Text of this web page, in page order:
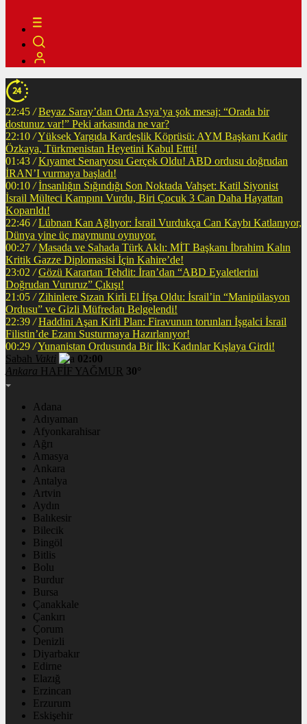
22:45 / Beyaz Saray’dan Orta Asya’ya şok mesaj: “Orada bir
dostunuz var!” Peki arkasında ne var?
22:10 /Yüksek Yargıda Kardeşlik Köprüsü: AYM Başkanı Kadir
Özkaya, Türkmenistan Heyetini Kabul Ettti!
01:43 / Kıyamet Senaryosu Gerçek Oldu! ABD ordusu doğrudan
İRAN’I vurmaya başladı!
00:10 / İnsanlığın Sığındığı Son Noktada Vahşet: Katil Siyonist
İsrail Mülteci Kampını Vurdu, Biri Çocuk 3 Can Daha Hayattan
Koparıldı!
22:46 / Lübnan Kan Ağlıyor: İsrail Vurdukça Can Kaybı Katlanıyor,
Dünya yine üç maymunu oynuyor.
00:27 / Masada ve Sahada Türk Aklı: MİT Başkanı İbrahim Kalın
Kritik Gazze Diplomasisi İçin Kahire’de!
23:02 / Gözü Karartan Tehdit: İran’dan “ABD Eyaletlerini
Doğrudan Vururuz” Çıkışı!
21:05 / Zihinlere Sızan Kirli El İfşa Oldu: İsrail’in “Manipülasyon
Ordusu” ve Gizli Müfredatı Belgelendi!
22:39 / Haddini Aşan Kirli Plan: Firavunun torunları İşgalci İsrail
Filistin’de Ezanı Susturmaya Hazırlanıyor!
00:29 /Yunanistan Ordusunda Bir İlk: Kadınlar Kışlaya Girdi!
Sabah Vakti
02:00
Ankara HAFİF YAĞMUR 30°
Adana
Adıyaman
Afyonkarahisar
Ağrı
Amasya
Ankara
Antalya
Artvin
Aydın
Balıkesir
Bilecik
Bingöl
Bitlis
Bolu
Burdur
Bursa
Çanakkale
Çankırı
Çorum
Denizli
Diyarbakır
Edirne
Elazığ
Erzincan
Erzurum
Eskişehir